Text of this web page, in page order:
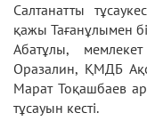
Салтанатты
қажы Тағанұлымен
Абатұлы,
Оразалин, ҚМДБ
Марат Тоқашбаев
тұсауын кесті.